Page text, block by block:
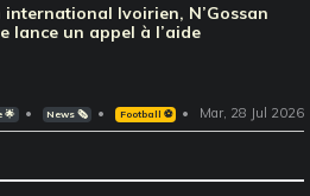
international Ivoirien, N’Gossan
lance un appel à l’aide
🌟 News 🗞️ Football ⚽️ Mar, 28 Jul 2026